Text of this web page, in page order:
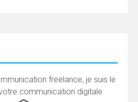
freelance, je suis le
communication digitale.